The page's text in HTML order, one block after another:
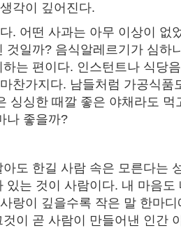
각이 깊어진다.
. 어떤 사과는 아무 이상이 없
일까? 음식알레르기가 심하
는 편이다. 인스턴트나 식당
찬가지다. 남들처럼 가공식품
싱싱한 때깔 좋은 야채라도 먹
나 좋을까?
도 한길 사람 속은 모른다는
있는 것이 사람이다. 내 마음
랑이 깊을수록 작은 말 한마
이 곧 사람이 만들어낸 인간